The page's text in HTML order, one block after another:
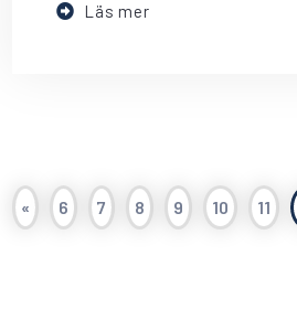
Läs mer
« 6 7 8 9 10 11